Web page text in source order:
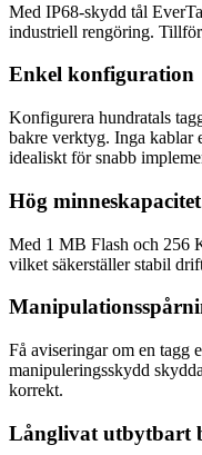
Med IP68-skydd tål
industriell rengöring.
Enkel konfiguration
Konfigurera hundratals
bakre verktyg. Inga
idealiskt för snabb
Hög
Med 1 MB Flash och 256
vilket säkerställer stabil
Få aviseringar om en tagg
manipuleringsskydd
korrekt.
Långlivat utbytbart